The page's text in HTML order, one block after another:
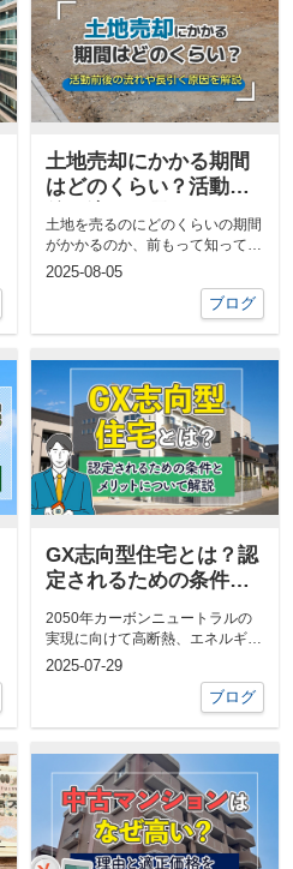
土地売却にかかる期間
はどのくらい？活動前
後の流れや長引く原因
を解説
土地を売るのにどのくらいの期間
がかかるのか、前もって知ってお
きたい方もいるでしょう。活動
2025-08-05
ブログ
GX志向型住宅とは？認
定されるための条件と
2050年カーボンニュートラルの
実現に向けて高断熱、エネルギー
消費を抑え環境に優しい家を増や
2025-07-29
ブログ